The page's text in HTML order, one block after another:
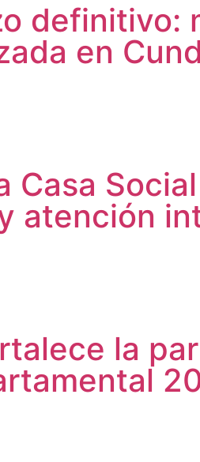
definitivo:
en
Casa
atención
la